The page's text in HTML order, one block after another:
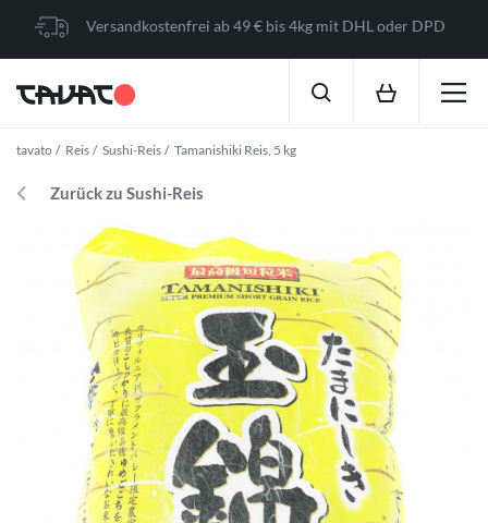
Versandkostenfrei ab 49 € bis 4kg mit DHL oder DPD
tavato Reis Sushi-Reis Tamanishiki Reis, 5 kg
Zurück zu Sushi-Reis